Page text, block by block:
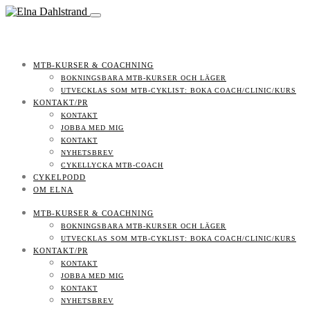
MTB-KURSER & COACHNING
BOKNINGSBARA MTB-KURSER OCH LÄGER
UTVECKLAS SOM MTB-CYKLIST: BOKA COACH/CLINIC/KURS
KONTAKT/PR
KONTAKT
JOBBA MED MIG
KONTAKT
NYHETSBREV
CYKELLYCKA MTB-COACH
CYKELPODD
OM ELNA
MTB-KURSER & COACHNING
BOKNINGSBARA MTB-KURSER OCH LÄGER
UTVECKLAS SOM MTB-CYKLIST: BOKA COACH/CLINIC/KURS
KONTAKT/PR
KONTAKT
JOBBA MED MIG
KONTAKT
NYHETSBREV